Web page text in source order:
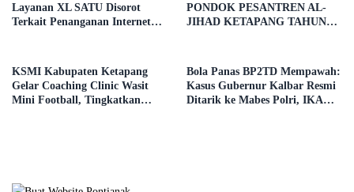
Layanan XL SATU Disorot
Terkait Penanganan Internet
PONDOK PESANTREN AL-
JIHAD KETAPANG TAHUN
KSMI Kabupaten Ketapang
Gelar Coaching Clinic Wasit
Mini Football, Tingkatkan
Bola Panas BP2TD Mempawah:
Kasus Gubernur Kalbar Resmi
Ditarik ke Mabes Polri, IKAMI